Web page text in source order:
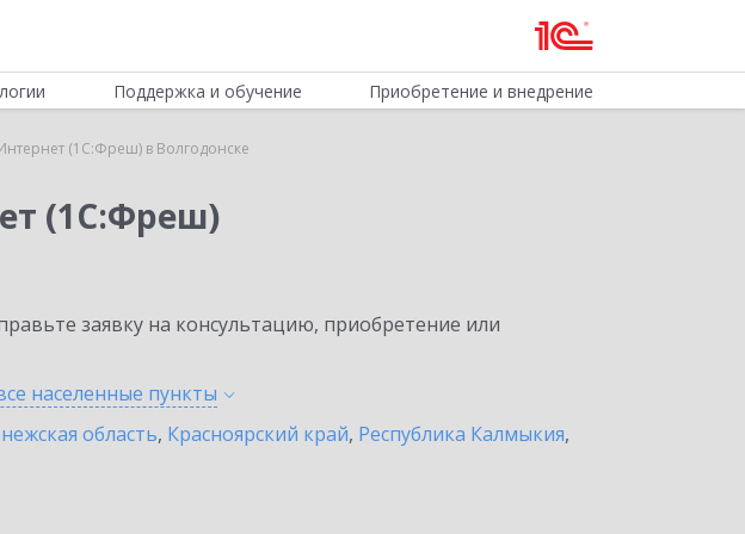
Поддержка и обучение Приобретение и внедрение
(1С:Фреш) в Волгодонске
(1С:Фреш)
заявку на консультацию, приобретение или
населенные пункты
область, Красноярский край, Республика Калмыкия,